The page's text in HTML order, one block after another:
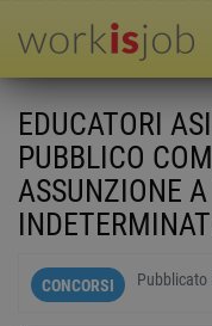
EDUCATORI
PUBBLICO
ASSUNZIONE
CONCORSI Pubblicato